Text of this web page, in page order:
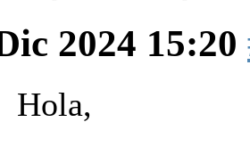
2024 15:20
Hola,